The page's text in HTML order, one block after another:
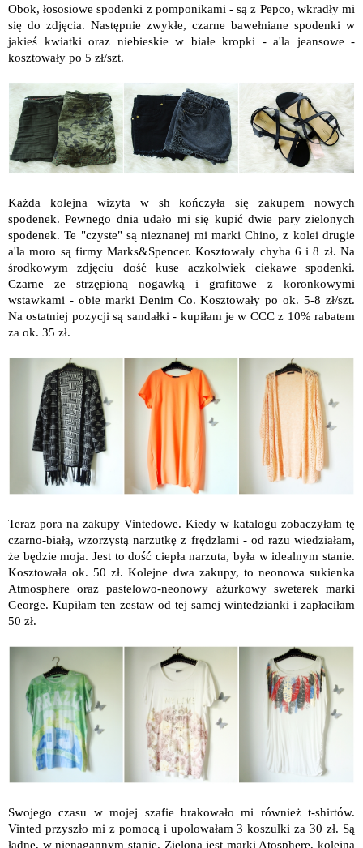
Obok, łososiowe spodenki z pomponikami - są z Pepco, wkradły mi
się do zdjęcia. Następnie zwykłe, czarne bawełniane spodenki w
jakieś kwiatki oraz niebieskie w białe kropki - a'la jeansowe -
kosztowały po 5 zł/szt.
Każda kolejna wizyta w sh kończyła się zakupem nowych
spodenek. Pewnego dnia udało mi się kupić dwie pary zielonych
spodenek. Te "czyste" są nieznanej mi marki Chino, z kolei drugie
a'la moro są firmy Marks&Spencer. Kosztowały chyba 6 i 8 zł. Na
środkowym zdjęciu dość kuse aczkolwiek ciekawe spodenki.
Czarne ze strzępioną nogawką i grafitowe z koronkowymi
wstawkami - obie marki Denim Co. Kosztowały po ok. 5-8 zł/szt.
Na ostatniej pozycji są sandałki - kupiłam je w CCC z 10% rabatem
za ok. 35 zł.
Teraz pora na zakupy Vintedowe. Kiedy w katalogu zobaczyłam tę
czarno-białą, wzorzystą narzutkę z frędzlami - od razu wiedziałam,
że będzie moja. Jest to dość ciepła narzuta, była w idealnym stanie.
Kosztowała ok. 50 zł. Kolejne dwa zakupy, to neonowa sukienka
Atmosphere oraz pastelowo-neonowy ażurkowy sweterek marki
George. Kupiłam ten zestaw od tej samej wintedzianki i zapłaciłam
50 zł.
Swojego czasu w mojej szafie brakowało mi również t-shirtów.
Vinted przyszło mi z pomocą i upolowałam 3 koszulki za 30 zł. Są
ładne, w nienagannym stanie. Zielona jest marki Atosphere, kolejna